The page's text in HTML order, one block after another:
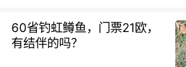
60省钓虹鳟鱼，门票21欧，
有结伴的吗？